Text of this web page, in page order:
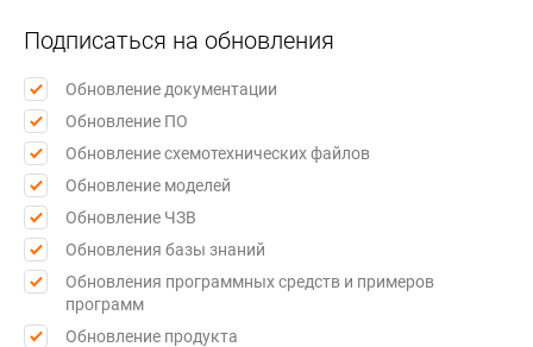
Подписаться на обновления
Обновление документации
Обновление ПО
Обновление схемотехнических файлов
Обновление моделей
Обновление ЧЗВ
Обновления базы знаний
Обновления программных средств и примеров
программ
Обновление продукта